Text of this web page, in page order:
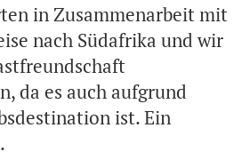
in Zusammenarbeit mit
nach Südafrika und wir
da es auch aufgrund
ist. Ein